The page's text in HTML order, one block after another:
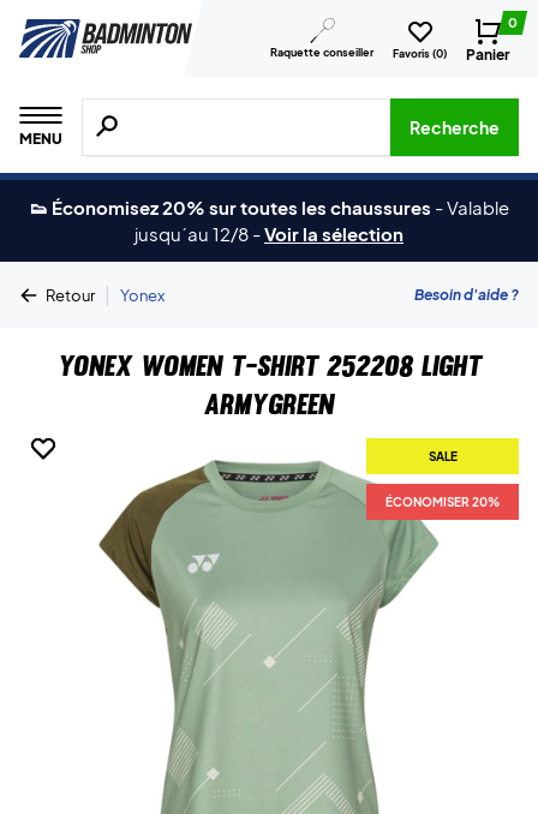
Raquette conseiller Favoris (0)
0
Panier
MENU
Recherche de produits, de marques, etc.
Recherche
👟 Économisez 20% sur toutes les chaussures -Valable
jusqu´au 12/8 -Voir la sélection
Retour | Yonex Besoin d'aide ?
Yonex Women T-shirt 252208 Light
Armygreen
SALE
ÉCONOMISER 20%
SALE
ÉCONOMISER 20%